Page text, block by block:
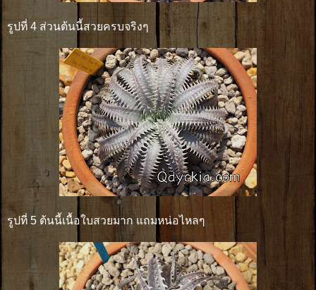
รูปที่ 4 ส่วนต้นนี้สวยครบจริงๆ
รูปที่ 5 ต้นนี้เนื้อใบสวยมาก แถมหน่อไหลๆ